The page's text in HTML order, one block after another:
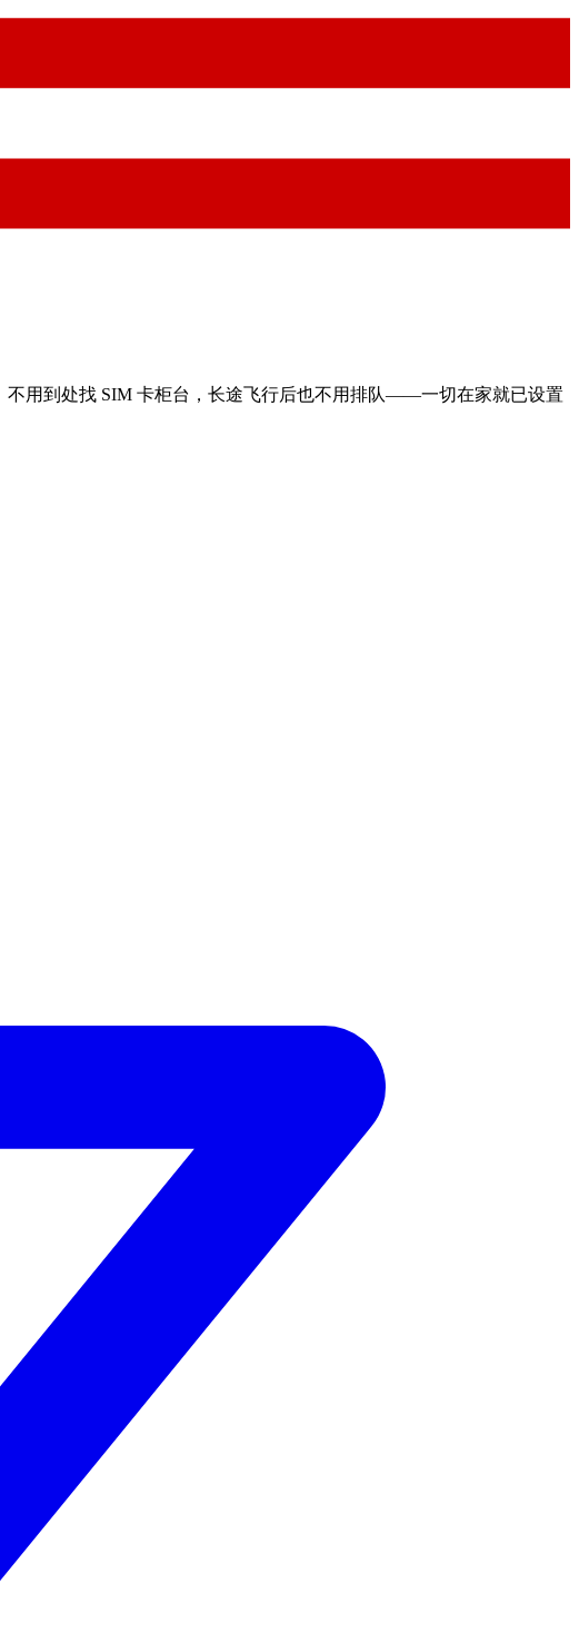
不用到处找 SIM 卡柜台，长途飞行后也不用排队——一切在家就已设置